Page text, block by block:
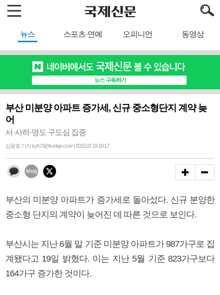
뉴스 스포츠·연예 오피니언 동영상
부산 미분양 아파트 증가세, 신규 중소형단지 계약 늦
어
서·사하·영도 구도심 집중
김용호 기자 kyh73@kookje.co.kr | 2015.07.19 19:17
부산의 미분양 아파트가 증가세로 돌아섰다. 신규 분양한
중소형 단지의 계약이 늦어진 데 따른 것으로 보인다.
부산시는 지난 6월 말 기준 미분양 아파트가 987가구로 집
계됐다고 19일 밝혔다. 이는 지난 5월 기준 823가구보다
164가구 증가한 것이다.